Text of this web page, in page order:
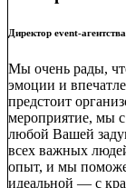
Директор event-
Мы очень рады,
эмоции и
предстоит
мероприятие, мы с
любой Вашей
всех важных
опыт, и мы
идеальной — с